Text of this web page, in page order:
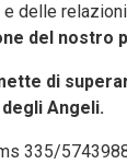
delle
del nostro
di
Angeli.
335/